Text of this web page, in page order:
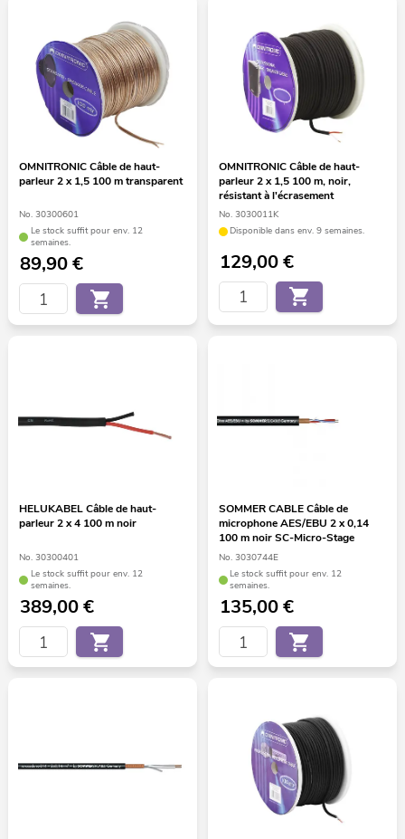
OMNITRONIC Câble de haut-
parleur 2 x 1,5 100 m transparent
No. 30300601
Le stock suffit pour env. 12
semaines.
89,90€
OMNITRONIC Câble de haut-
parleur 2 x 1,5 100 m, noir,
résistant à l'écrasement
No. 3030011K
Disponible dans env. 9 semaines.
129,00€
HELUKABEL Câble de haut-
parleur 2 x 4 100 m noir
No. 30300401
Le stock suffit pour env. 12
semaines.
389,00€
SOMMER CABLE Câble de
microphone AES/EBU 2 x 0,14
100 m noir SC-Micro-Stage
No. 3030744E
Le stock suffit pour env. 12
semaines.
135,00€